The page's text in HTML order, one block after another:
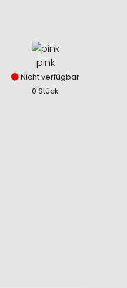
pink
Nicht verfügbar
0 Stück